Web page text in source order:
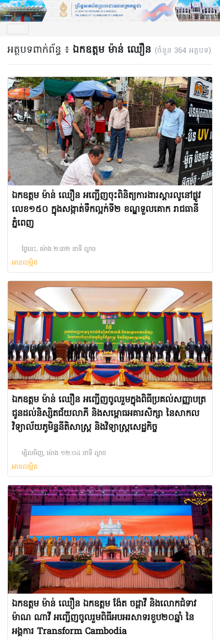
អត្ថបទពាក់ព័ន្ធ ៖ ឯកឧត្តម ម៉ាន់ ឈឿន (ចំនួន 364 អត្ថបទ)
ឯកឧត្តម ម៉ាន់ ឈឿន អញ្ជើញចុះពិនិត្យការងារស្តារលូនៅផ្លូវ
លេខ១៥០ ក្នុងសង្កាត់ទឹកល្អក់ទី២ ខណ្ឌទួលគោក រាជធានី
ភ្នំពេញ
ថ្ងៃនេះ, ម៉ោង ២:៣២ នាទី ល្ងាច
អានលម្អិត
ឯកឧត្តម ម៉ាន់ ឈឿន អញ្ជើញចូលរួមក្នុងពិធីប្រគល់សញ្ញាបត្រ
ជូនដល់និស្សិតជ័យលាភី និងសម្ពោធអគារសិក្សា នៃសាកល
វិទ្យាល័យភូមិន្ទនីតិសាស្ត្រ និងវិទ្យាស្ត្រសេដ្ឋកិច្ច
ម្សិលមិញ, ម៉ោង ១២:០៤ នាទី ល្ងាច
អានលម្អិត
ឯកឧត្តម ម៉ាន់ ឈឿន ឯកឧត្តម​ ង៉ែត​ ចដ្តាវី និងលោកជំទាវ
ម៉ាណ ណាវី អញ្ជើញចូលរួមពិធីអបអរសាទរខួប២០ឆ្នាំ នៃ
អង្គការ Transform Cambodia